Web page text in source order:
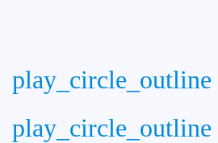
play_circle_outline
play_circle_outline